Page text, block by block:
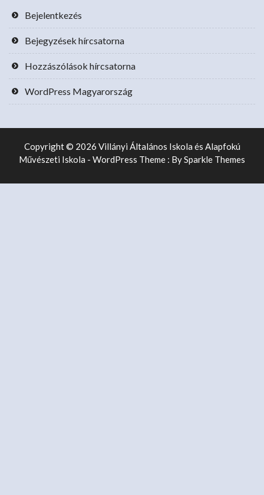
Bejelentkezés
Bejegyzések hírcsatorna
Hozzászólások hírcsatorna
WordPress Magyarország
Copyright © 2026 Villányi Általános Iskola és Alapfokú
Művészeti Iskola - WordPress Theme : BySparkle Themes